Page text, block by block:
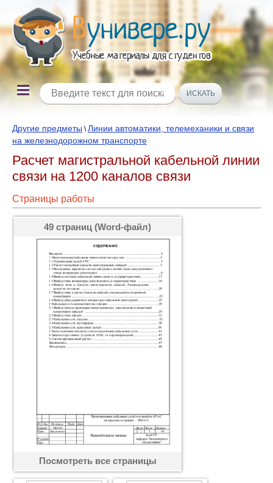
Другие предметы \Линии автоматики, телемеханики и связи
на железнодорожном транспорте
Расчет магистральной кабельной линии
связи на 1200 каналов связи
Страницы работы
49 страниц (Word-файл)
Посмотреть все страницы